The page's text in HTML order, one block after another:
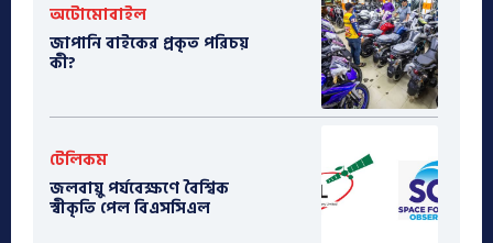
অটোমোবাইল
​জাপানি বাইকের প্রকৃত পরিচয়
কী?
টেলিকম
জলবায়ু পর্যবেক্ষণে বৈশ্বিক
স্বীকৃতি পেল বিএসসিএল